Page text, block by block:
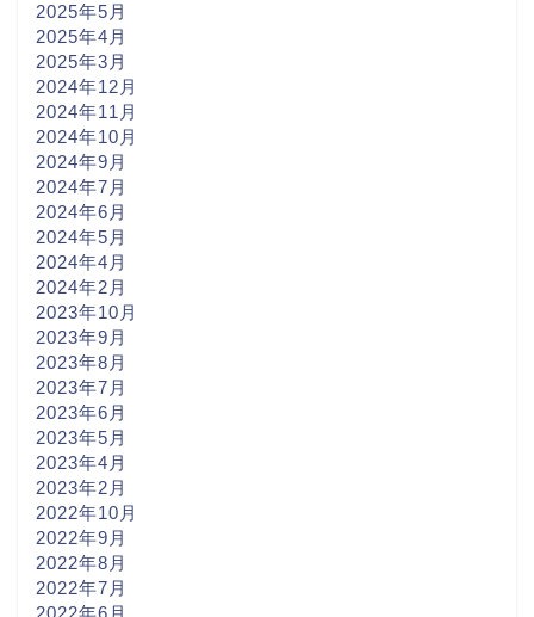
2025年5月
2025年4月
2025年3月
2024年12月
2024年11月
2024年10月
2024年9月
2024年7月
2024年6月
2024年5月
2024年4月
2024年2月
2023年10月
2023年9月
2023年8月
2023年7月
2023年6月
2023年5月
2023年4月
2023年2月
2022年10月
2022年9月
2022年8月
2022年7月
2022年6月